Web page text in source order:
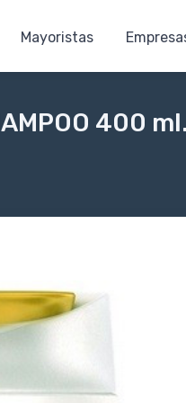
Mayoristas
400